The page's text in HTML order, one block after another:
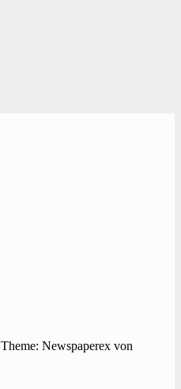
Theme: Newspaperex von